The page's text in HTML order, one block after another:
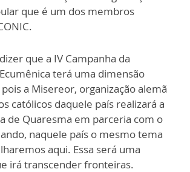
que é um dos membros
que a IV Campanha da
terá uma dimensão
a Misereor, organização alemã
católicos daquele país realizará a
de Quaresma em parceria com o
naquele país o mesmo tema
aqui. Essa será uma
irá transcender fronteiras.